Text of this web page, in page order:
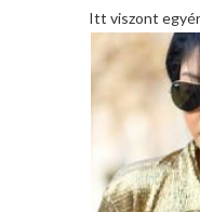
Itt viszont